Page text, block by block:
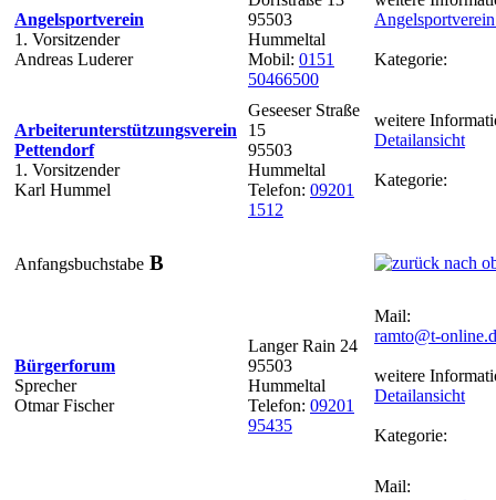
Angelsportverein
1. Vorsitzender
Andreas Luderer
95503
Hummeltal
Mobil: 0151
50466500
Kategorie:
Arbeiterunterstützungsverein
Pettendorf
1. Vorsitzender
Karl Hummel
Geseeser Straße
15
95503
Hummeltal
Telefon: 09201
1512
weitere
Detailansicht
Kategorie:
Anfangsbuchstabe B
Bürgerforum
Sprecher
Otmar Fischer
Langer Rain 24
95503
Hummeltal
Telefon: 09201
95435
Mail:
ramto@t-
weitere
Detailansicht
Kategorie:
Mail: